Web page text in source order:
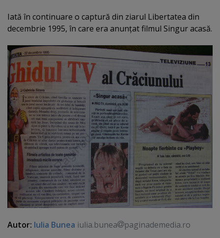
Iată în continuare o captură din ziarul Libertatea din
decembrie 1995, în care era anunţat filmul Singur acasă.
Autor: Iulia Bunea iulia.bunea paginademedia.ro